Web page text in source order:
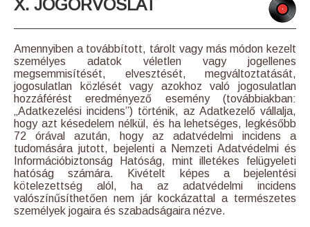
X. JOGORVOSLAT
Amennyiben a továbbított, tárolt vagy más módon kezelt
személyes adatok véletlen vagy jogellenes
megsemmisítését, elvesztését, megváltoztatását,
jogosulatlan közlését vagy azokhoz való jogosulatlan
hozzáférést eredményező esemény (továbbiakban:
„Adatkezelési incidens”) történik, az Adatkezelő vállalja,
hogy azt késedelem nélkül, és ha lehetséges, legkésőbb
72 órával azután, hogy az adatvédelmi incidens a
tudomására jutott, bejelenti a Nemzeti Adatvédelmi és
Információbiztonság Hatóság, mint illetékes felügyeleti
hatóság számára. Kivételt képes a bejelentési
kötelezettség alól, ha az adatvédelmi incidens
valószínűsíthetően nem jár kockázattal a természetes
személyek jogaira és szabadságaira nézve.